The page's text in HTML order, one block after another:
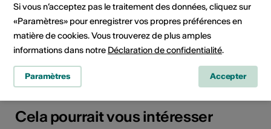
3900 Brig
Planifier un itinéraire
Transports publics
Cela pourrait vous intéresser
Si vous n’acceptez pas le traitement des données, cliquez sur
«Paramètres» pour enregistrer vos propres préférences en
matière de cookies. Vous trouverez de plus amples
informations dans notre Déclaration de confidentialité.
Paramètres Accepter